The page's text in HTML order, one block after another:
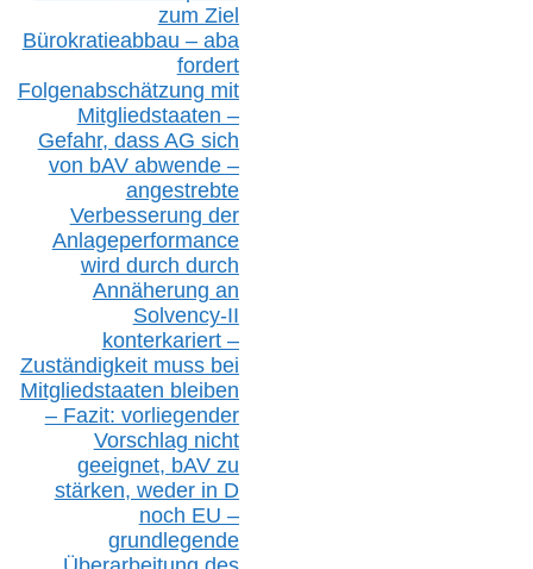
zum Ziel
Bürokratieabbau – aba
fordert
Folgenabschätzung mit
Mitgliedstaaten –
Gefahr, dass AG sich
von bAV abwende –
angestrebte
Verbesserung der
Anlageperformance
wird durch durch
Annäherung an
Solvency-II
konterkariert –
Zuständigkeit muss bei
Mitgliedstaaten bleiben
– Fazit: vorliegender
Vorschlag nicht
geeignet, bAVzu
stärken, weder in D
noch EU –
grundlegende